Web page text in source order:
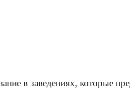
в заведениях, которые